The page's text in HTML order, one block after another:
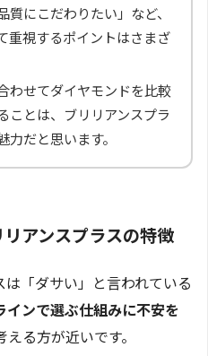
質にこだわりたい」など、
重視するポイントはさまざ
わせてダイヤモンドを比較
ことは、ブリリアンスプラ
力だと思います。
アンスプラスの特徴
「ダサい」と言われている
インで選ぶ仕組みに不安を
える方が近いです。